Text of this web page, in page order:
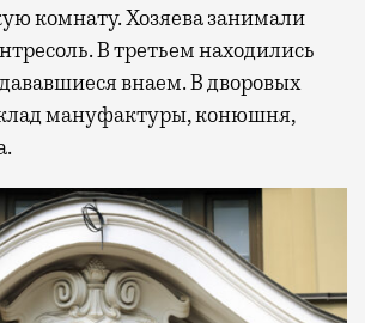
комнату. Хозяева занимали
В третьем находились
внаем. В дворовых
мануфактуры, конюшня,